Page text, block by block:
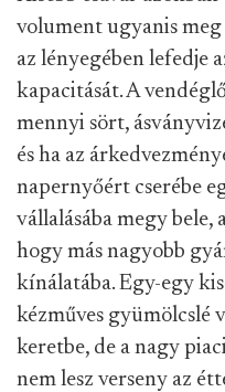
volument ugyanis
az lényegében lefedje
kapacitását. A
mennyi sört,
és ha az
napernyőért cserébe
vállalásába megy
hogy más nagyobb
kínálatába. Egy-egy
kézműves gyümölcslé
keretbe, de a nagy
nem lesz verseny az